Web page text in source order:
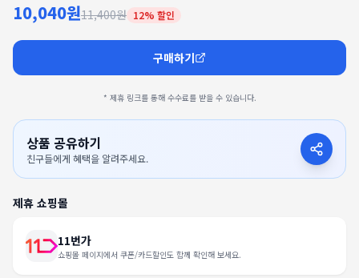
10,040원11,400원 12% 할인
구매하기
* 제휴 링크를 통해 수수료를 받을 수 있습니다.
상품 공유하기
친구들에게 혜택을 알려주세요.
제휴 쇼핑몰
11번가
쇼핑몰 페이지에서 쿠폰/카드할인도 함께 확인해 보세요.